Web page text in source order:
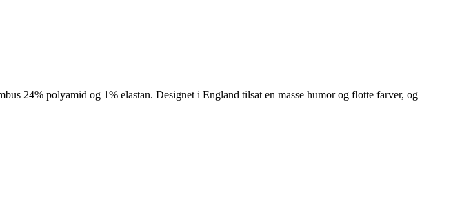
24% polyamid og 1% elastan. Designet i England tilsat en masse humor og flotte farver, og